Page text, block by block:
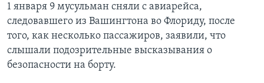
поискДИСКУССИЯ VOA
ДЕТАЛИ
НЬЮ-ЙОРК NEW YORK
АМЕРИКА. БОЛЬШОЕ ПУТЕШЕСТВИЕ
АРТЕФАКТЫ
АМЕРИКАНСКИЕ ГОРОДКИ
ТЕСТЫ
ЗА СВОБОДУ ПРЕССЫ
УЧИМ АНГЛИЙСКИЙ
ВИДЕО
ПОДПИСКА НА НОВОСТИ
1 января 9 мусульман сняли с авиарейса,
следовавшего из Вашингтона во Флориду, после
того, как несколько пассажиров, заявили, что
слышали подозрительные высказывания о
безопасности на борту.